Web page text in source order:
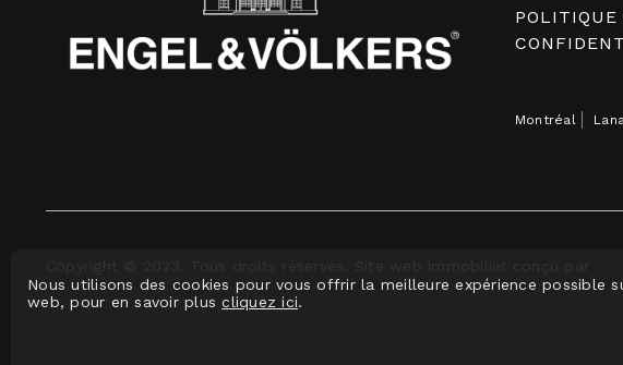
POLITIQUE
Montréal
Nous utilisons des cookies pour vous offrir la meilleure expérience
web, pour en savoir pluscliquez ici.